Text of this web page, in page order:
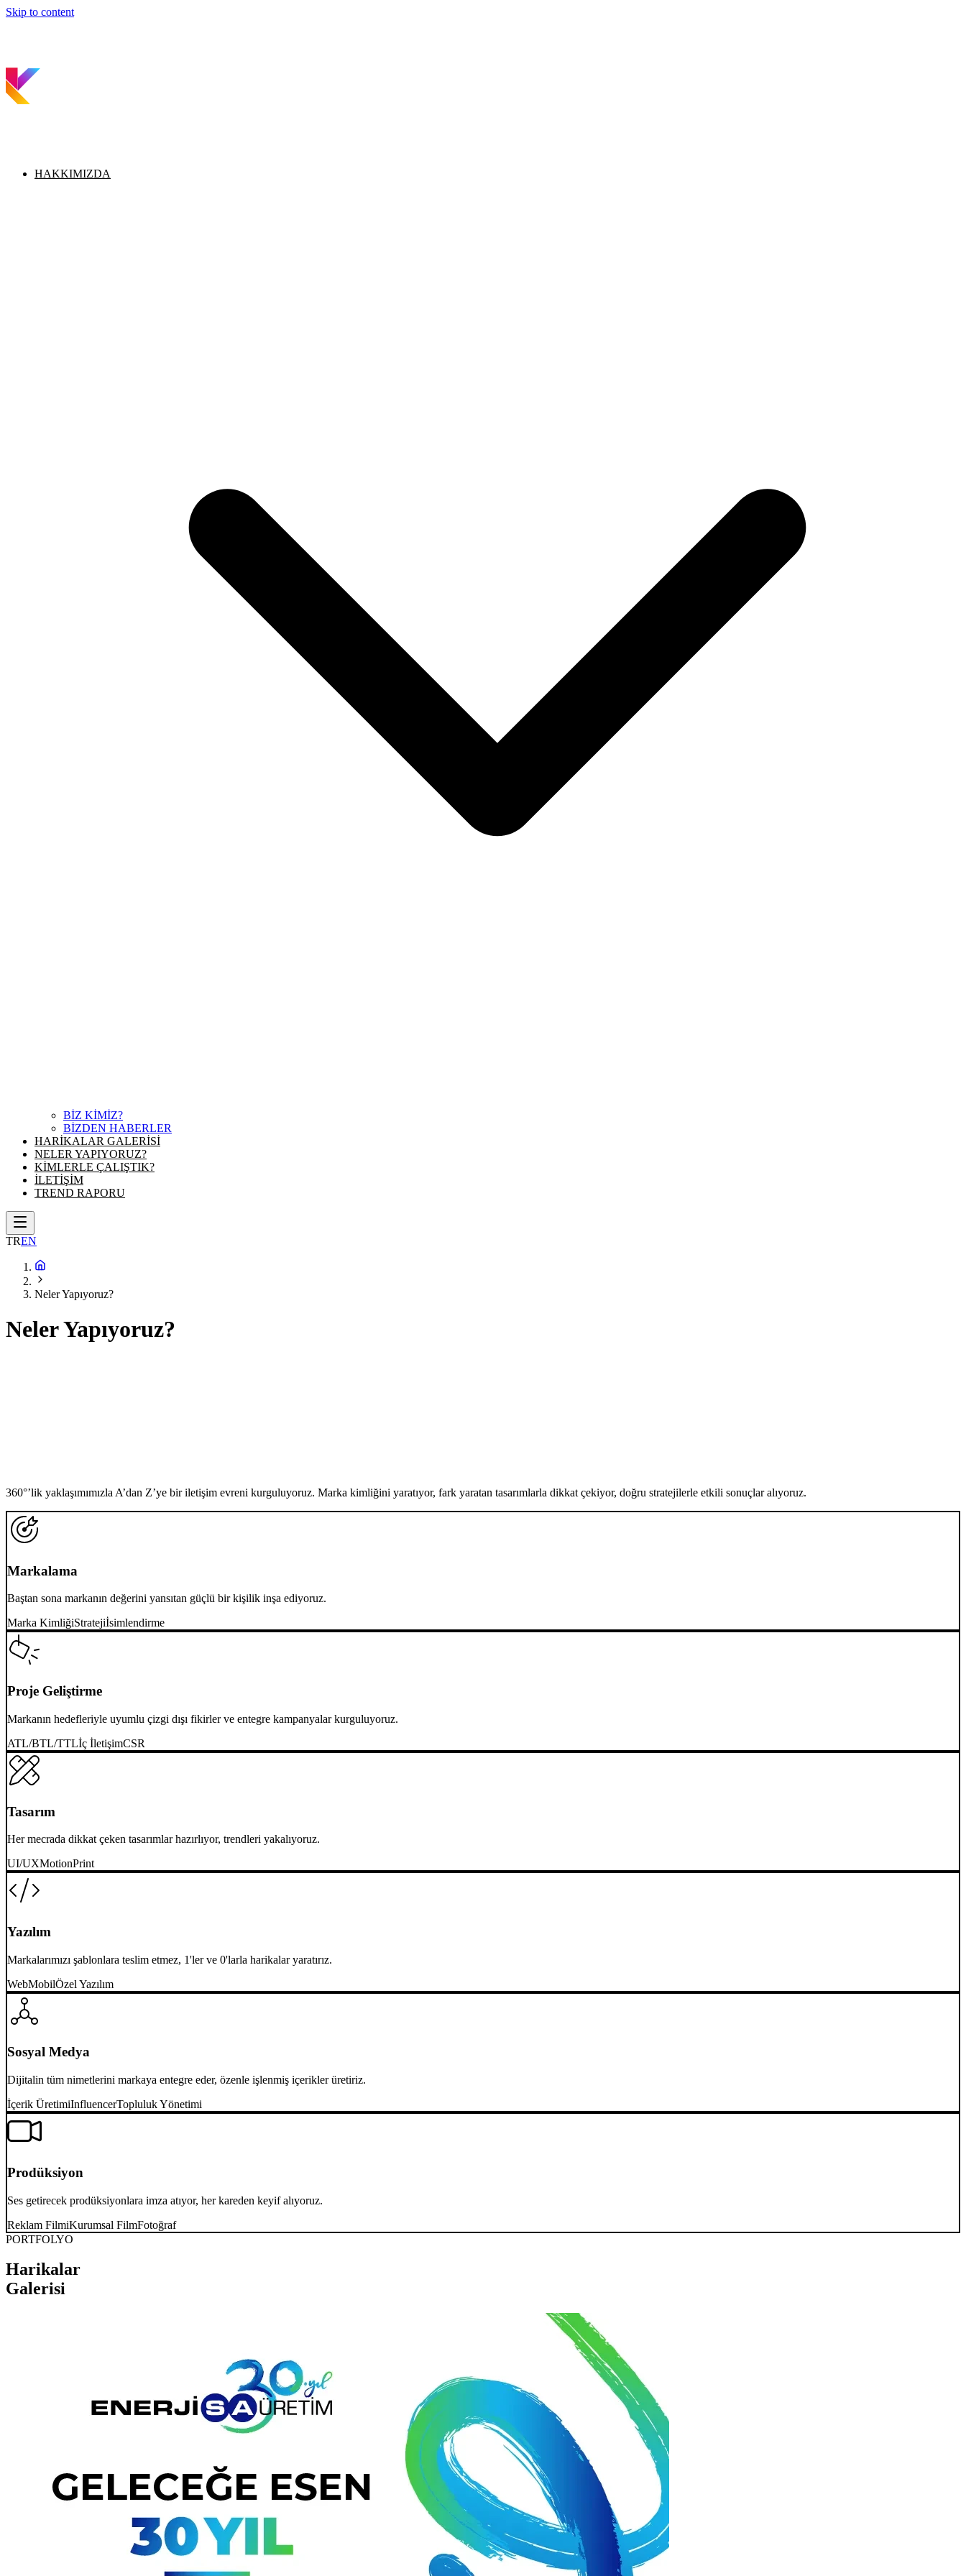
Skip to content
HAKKIMIZDA
BİZ KİMİZ?
BİZDEN HABERLER
HARİKALAR GALERİSİ
NELER YAPIYORUZ?
KİMLERLE ÇALIŞTIK?
İLETİŞİM
TREND RAPORU
TREN
Neler Yapıyoruz?
Neler Yapıyoruz?
360°’lik yaklaşımımızla A’dan Z’ye bir iletişim evreni kurguluyoruz. Marka kimliğini yaratıyor, fark yaratan tasarımlarla dikkat çekiyor, doğru stratejilerle etkili sonuçlar alıyoruz.
Markalama
Baştan sona markanın değerini yansıtan güçlü bir kişilik inşa ediyoruz.
Marka KimliğiStratejiİsimlendirme
Proje Geliştirme
Markanın hedefleriyle uyumlu çizgi dışı fikirler ve entegre kampanyalar kurguluyoruz.
ATL/BTL/TTLİç İletişimCSR
Tasarım
Her mecrada dikkat çeken tasarımlar hazırlıyor, trendleri yakalıyoruz.
UI/UXMotionPrint
Yazılım
Markalarımızı şablonlara teslim etmez, 1'ler ve 0'larla harikalar yaratırız.
WebMobilÖzel Yazılım
Sosyal Medya
Dijitalin tüm nimetlerini markaya entegre eder, özenle işlenmiş içerikler üretiriz.
İçerik ÜretimiInfluencerTopluluk Yönetimi
Prodüksiyon
Ses getirecek prodüksiyonlara imza atıyor, her kareden keyif alıyoruz.
Reklam FilmiKurumsal FilmFotoğraf
PORTFOLYO
Harikalar
Galerisi